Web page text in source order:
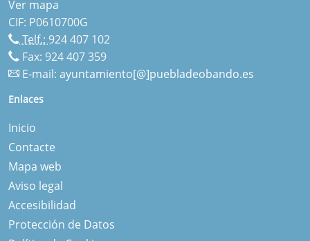
Ver mapa
CIF: P0610700G
Telf.:924 407 102
Fax: 924 407 359
E-mail: ayuntamiento[@]puebladeobando.es
Enlaces
Inicio
Contacte
Mapa web
Aviso legal
Accesibilidad
Protección de Datos